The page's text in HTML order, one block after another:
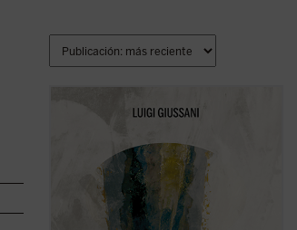
En este volumen descubrimos, dice
palabra humana: «La esperanza cristiana
es la más rica apertura a la realidad, el
más rico descubrimiento en la realidad,
la mayor exaltación de la realidad que el
hombre ...(ver ficha)